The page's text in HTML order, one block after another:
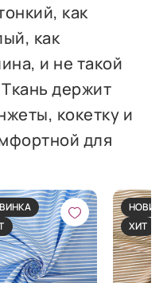
как
как
и не такой
держит
кокетку и
для
ХИТ